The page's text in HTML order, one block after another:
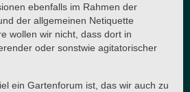
ebenfalls im Rahmen der
der allgemeinen Netiquette
wollen wir nicht, dass dort in
oder sonstwie agitatorischer
ein Gartenforum ist, das wir auch zu